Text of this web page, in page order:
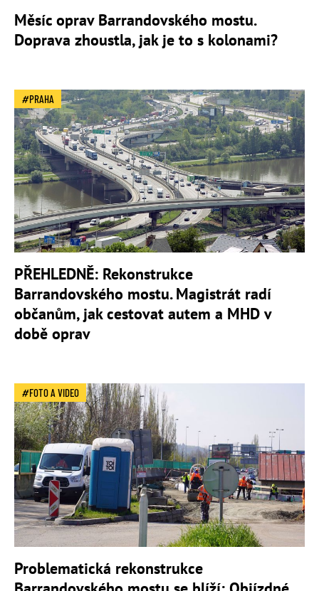
Měsíc oprav Barrandovského mostu.
Doprava zhoustla, jak je to s kolonami?
PRAHA
PŘEHLEDNĚ: Rekonstrukce
Barrandovského mostu. Magistrát radí
občanům, jak cestovat autem a MHD v
době oprav
FOTO A VIDEO
Problematická rekonstrukce